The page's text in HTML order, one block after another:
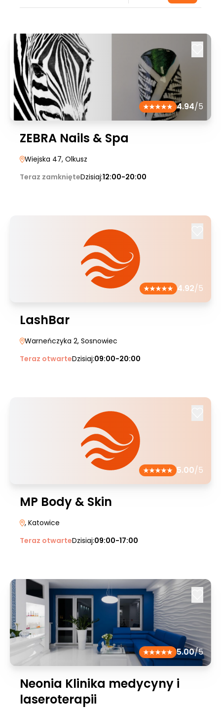
4.94/5
ZEBRA Nails & Spa
Wiejska 47, Olkusz
Teraz zamknięteDzisiaj:12:00-20:00
4.92/5
LashBar
Warneńczyka 2, Sosnowiec
Teraz otwarteDzisiaj:09:00-20:00
5.00/5
MP Body & Skin
, Katowice
Teraz otwarteDzisiaj:09:00-17:00
5.00/5
Neonia Klinika medycyny i
laseroterapii